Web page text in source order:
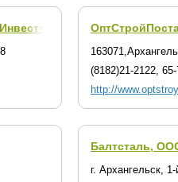
ЗАО
(8182)21-2122,
http://
Балтсталь,
г. Архангельск,